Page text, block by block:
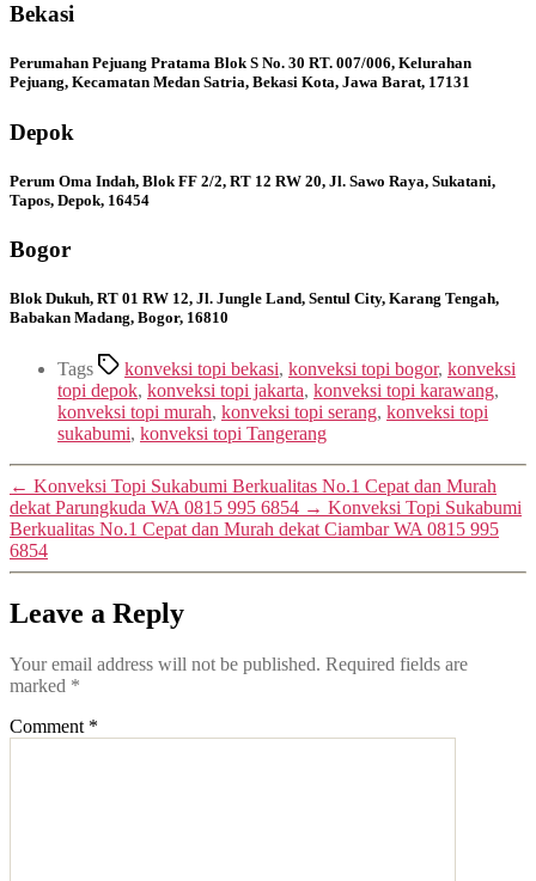
Bekasi
Perumahan Pejuang Pratama Blok S No. 30 RT. 007/006, Kelurahan
Pejuang, Kecamatan Medan Satria, Bekasi Kota, Jawa Barat, 17131
Depok
Perum Oma Indah, Blok FF 2/2, RT 12 RW 20, Jl. Sawo Raya, Sukatani,
Tapos, Depok, 16454
Bogor
Blok Dukuh, RT 01 RW 12, Jl. Jungle Land, Sentul City, Karang Tengah,
Babakan Madang, Bogor, 16810
Tags konveksi topi bekasi, konveksi topi bogor, konveksi
topi depok, konveksi topi jakarta, konveksi topi karawang,
konveksi topi murah, konveksi topi serang, konveksi topi
sukabumi, konveksi topi Tangerang
← Konveksi Topi Sukabumi Berkualitas No.1 Cepat dan Murah
dekat Parungkuda WA 0815 995 6854 → Konveksi Topi Sukabumi
Berkualitas No.1 Cepat dan Murah dekat Ciambar WA 0815 995
6854
Leave a Reply
Your email address will not be published. Required fields are
marked *
Comment *